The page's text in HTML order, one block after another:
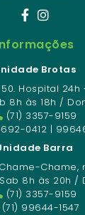
Brotas
Hospital
8h às 18h /
(71) 3357-9159
0412 |
Barra
Chame,
8h às 20h /
(71) 3357-9159
(71) 99644-1547